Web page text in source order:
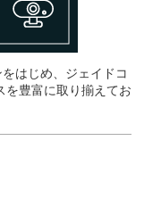
はじめ、ジェイドコ
を豊富に取り揃えてお